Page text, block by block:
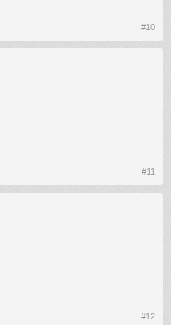
#10
#11
#12